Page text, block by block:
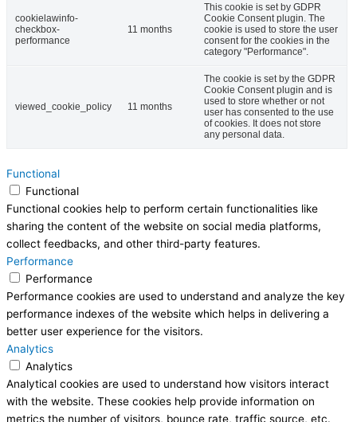
cookielawinfo-
checkbox-
performance
11 months
This cookie is set by GDPR
Cookie Consent plugin. The
cookie is used to store the user
consent for the cookies in the
category "Performance".
viewed_cookie_policy 11 months
The cookie is set by the GDPR
Cookie Consent plugin and is
used to store whether or not
user has consented to the use
of cookies. It does not store
any personal data.
Functional
Functional
Functional cookies help to perform certain functionalities like
sharing the content of the website on social media platforms,
collect feedbacks, and other third-party features.
Performance
Performance
Performance cookies are used to understand and analyze the key
performance indexes of the website which helps in delivering a
better user experience for the visitors.
Analytics
Analytics
Analytical cookies are used to understand how visitors interact
with the website. These cookies help provide information on
metrics the number of visitors, bounce rate, traffic source, etc.